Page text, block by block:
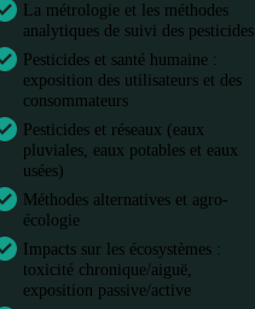
La métrologie et les méthodes
analytiques de suivi des pesticides
Pesticides et santé humaine :
exposition des utilisateurs et des
consommateurs
Pesticides et réseaux (eaux
pluviales, eaux potables et eaux
usées)
Méthodes alternatives et agro-
écologie
Impacts sur les écosystèmes :
toxicité chronique/aiguë,
exposition passive/active